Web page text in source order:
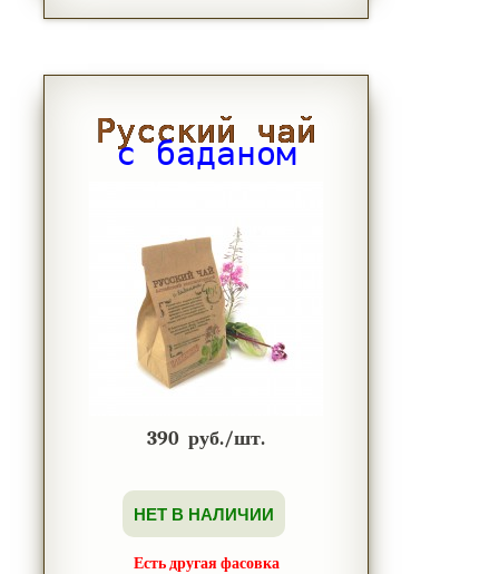
Русский чай
с баданом
390 руб./шт.
НЕТ В НАЛИЧИИ
Есть другая фасовка